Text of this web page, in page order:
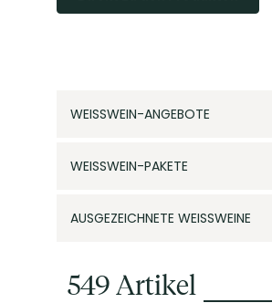
WEISSWEIN-ANGEBOTE
WEISSWEIN-PAKETE
AUSGEZEICHNETE WEISSWEINE
549 Artikel